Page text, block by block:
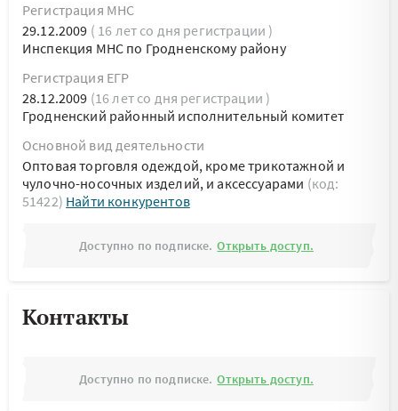
Регистрация МНС
29.12.2009 ( 16 лет со дня регистрации )
Инспекция МНС по Гродненскому району
Регистрация ЕГР
28.12.2009 (16 лет со дня регистрации )
Гродненский районный исполнительный комитет
Основной вид деятельности
Оптовая торговля одеждой, кроме трикотажной и
чулочно-носочных изделий, и аксессуарами (код:
51422) Найти конкурентов
Доступно по подписке. Открыть доступ.
Контакты
Доступно по подписке. Открыть доступ.